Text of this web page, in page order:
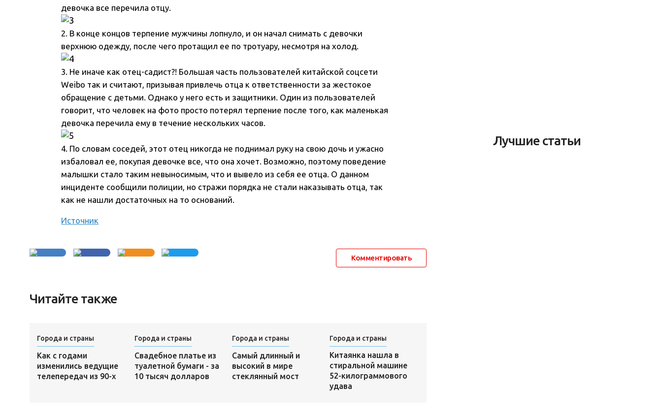
девочка все перечила отцу.
2. В конце концов терпение мужчины лопнуло, и он начал снимать с девочки
верхнюю одежду, после чего протащил ее по тротуару, несмотря на холод.
3. Не иначе как отец-садист?! Большая часть пользователей китайской соцсети
Weibo так и считают, призывая привлечь отца к ответственности за жестокое
обращение с детьми. Однако у него есть и защитники. Один из пользователей
говорит, что человек на фото просто потерял терпение после того, как маленькая
девочка перечила ему в течение нескольких часов.
4. По словам соседей, этот отец никогда не поднимал руку на свою дочь и ужасно
избаловал ее, покупая девочке все, что она хочет. Возможно, поэтому поведение
малышки стало таким невыносимым, что и вывело из себя ее отца. О данном
инциденте сообщили полиции, но стражи порядка не стали наказывать отца, так
как не нашли достаточных на то оснований.
Источник
Комментировать
Читайте также
Города и страны
Как с годами
изменились ведущие
телепередач из 90-х
Города и страны
Свадебное платье из
туалетной бумаги - за
10 тысяч долларов
Города и страны
Самый длинный и
высокий в мире
стеклянный мост
Города и страны
Китаянка нашла в
стиральной машине
52-килограммового
удава
Лучшие статьи